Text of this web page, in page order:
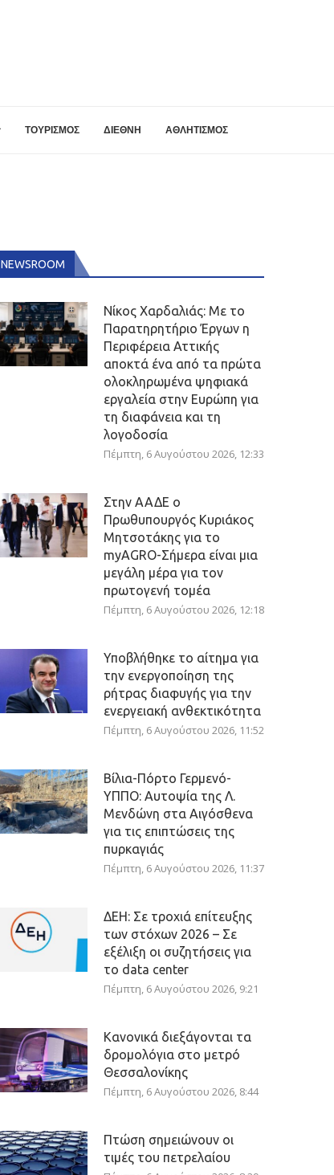
ΤΟΥΡΙΣΜΟΣ ΔΙΕΘΝΗ ΑΘΛΗΤΙΣΜΟΣ
NEWSROOM
Νίκος Χαρδαλιάς: Με το
Παρατηρητήριο Έργων η
Περιφέρεια Αττικής
αποκτά ένα από τα πρώτα
ολοκληρωμένα ψηφιακά
εργαλεία στην Ευρώπη για
τη διαφάνεια και τη
λογοδοσία
Πέμπτη, 6 Αυγούστου 2026, 12:33
Στην ΑΑΔΕ ο
Πρωθυπουργός Κυριάκος
Μητσοτάκης για το
myAGRO-Σήμερα είναι μια
μεγάλη μέρα για τον
πρωτογενή τομέα
Πέμπτη, 6 Αυγούστου 2026, 12:18
Υποβλήθηκε το αίτημα για
την ενεργοποίηση της
ρήτρας διαφυγής για την
ενεργειακή ανθεκτικότητα
Πέμπτη, 6 Αυγούστου 2026, 11:52
Βίλια-Πόρτο Γερμενό-
ΥΠΠΟ: Αυτοψία της Λ.
Μενδώνη στα Αιγόσθενα
για τις επιπτώσεις της
πυρκαγιάς
Πέμπτη, 6 Αυγούστου 2026, 11:37
ΔΕΗ: Σε τροχιά επίτευξης
των στόχων 2026 – Σε
εξέλιξη οι συζητήσεις για
το data center
Πέμπτη, 6 Αυγούστου 2026, 9:21
Κανονικά διεξάγονται τα
δρομολόγια στο μετρό
Θεσσαλονίκης
Πέμπτη, 6 Αυγούστου 2026, 8:44
Πτώση σημειώνουν οι
τιμές του πετρελαίου